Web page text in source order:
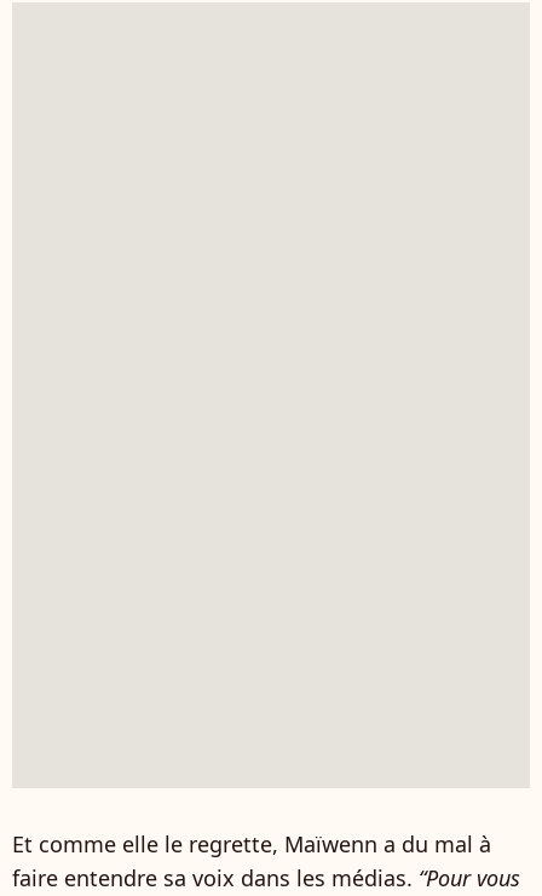
Et comme elle le regrette, Maïwenn a du mal à
faire entendre sa voix dans les médias. “Pour vous